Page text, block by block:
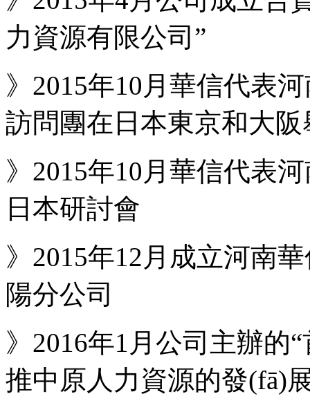
力資源有限公司”
》2015年10月華信代表
訪問團在日本東京和大
》2015年10月華信代表
日本研討會
》2015年12月成立河南
陽分公司
》2016年1月公司主辦的
推中原人力資源的發(fā)